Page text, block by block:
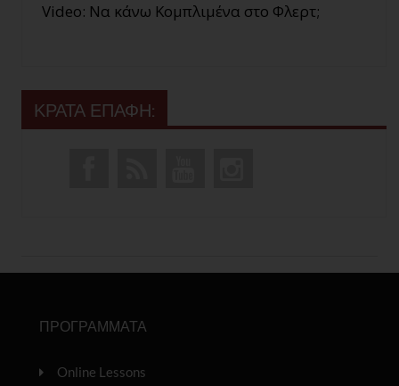
Video: Να κάνω Κομπλιμένα στο Φλερτ;
ΚΡΑΤΑ ΕΠΑΦΗ:
ΠΡΟΓΡΑΜΜΑΤΑ
Online Lessons